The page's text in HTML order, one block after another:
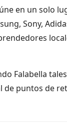
en un solo
Sony,
Falabella
de puntos de